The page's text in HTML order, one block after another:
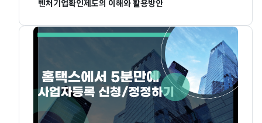
벤처기업확인제도의 이해와 활용방안